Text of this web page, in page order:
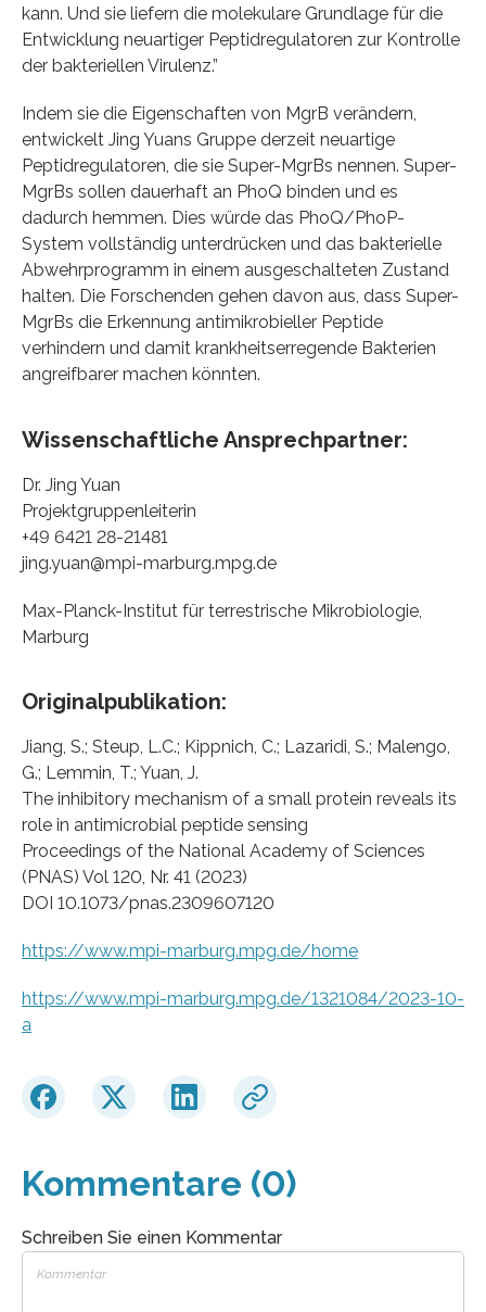
kann. Und sie liefern die molekulare Grundlage für die
Entwicklung neuartiger Peptidregulatoren zur Kontrolle
der bakteriellen Virulenz.”
Indem sie die Eigenschaften von MgrB verändern,
entwickelt Jing Yuans Gruppe derzeit neuartige
Peptidregulatoren, die sie Super-MgrBs nennen. Super-
MgrBs sollen dauerhaft an PhoQ binden und es
dadurch hemmen. Dies würde das PhoQ/PhoP-
System vollständig unterdrücken und das bakterielle
Abwehrprogramm in einem ausgeschalteten Zustand
halten. Die Forschenden gehen davon aus, dass Super-
MgrBs die Erkennung antimikrobieller Peptide
verhindern und damit krankheitserregende Bakterien
angreifbarer machen könnten.
Wissenschaftliche Ansprechpartner:
Dr. Jing Yuan
Projektgruppenleiterin
+49 6421 28-21481
jing.yuan@mpi-marburg.mpg.de
Max-Planck-Institut für terrestrische Mikrobiologie,
Marburg
Originalpublikation:
Jiang, S.; Steup, L.C.; Kippnich, C.; Lazaridi, S.; Malengo,
G.; Lemmin, T.; Yuan, J.
The inhibitory mechanism of a small protein reveals its
role in antimicrobial peptide sensing
Proceedings of the National Academy of Sciences
(PNAS) Vol 120, Nr. 41 (2023)
DOI 10.1073/pnas.2309607120
https://www.mpi-marburg.mpg.de/home
https://www.mpi-marburg.mpg.de/1321084/2023-10-
a
Kommentare (0)
Schreiben Sie einen Kommentar